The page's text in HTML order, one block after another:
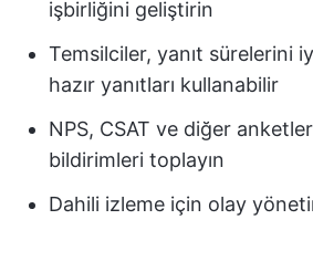
işbirliğini geliştirin
Temsilciler, yanıt sürelerini
hazır yanıtları kullanabilir
NPS, CSAT ve diğer
bildirimleri toplayın
Dahili izleme için olay